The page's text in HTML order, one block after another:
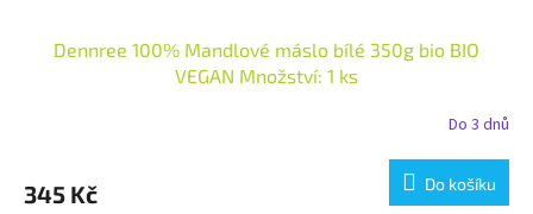
Dennree 100% Mandlové máslo bílé 350g bio BIO
VEGAN Množství: 1 ks
Do 3 dnů
345 Kč Do košíku